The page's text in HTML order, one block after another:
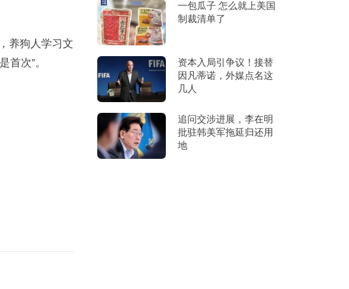
养狗人学习文
首次”。
一包瓜子 怎么就上美国
制裁清单了
资本入局引争议！接替
因凡蒂诺，外媒点名这
几人
追问交涉进展，李在明
批驻韩美军拖延归还用
地